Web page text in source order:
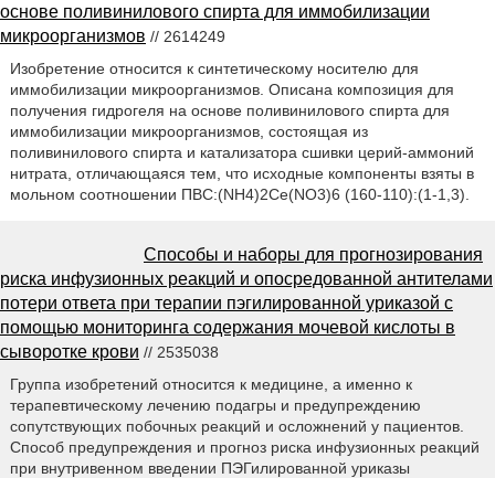
основе поливинилового спирта для иммобилизации
микроорганизмов // 2614249
Изобретение относится к синтетическому носителю для
иммобилизации микроорганизмов. Описана композиция для
получения гидрогеля на основе поливинилового спирта для
иммобилизации микроорганизмов, состоящая из
поливинилового спирта и катализатора сшивки церий-аммоний
нитрата, отличающаяся тем, что исходные компоненты взяты в
мольном соотношении ПВС:(NH4)2Се(NO3)6 (160-110):(1-1,3).
Способы и наборы для прогнозирования
риска инфузионных реакций и опосредованной антителами
потери ответа при терапии пэгилированной уриказой с
помощью мониторинга содержания мочевой кислоты в
сыворотке крови // 2535038
Группа изобретений относится к медицине, а именно к
терапевтическому лечению подагры и предупреждению
сопутствующих побочных реакций и осложнений у пациентов.
Способ предупреждения и прогноз риска инфузионных реакций
при внутривенном введении ПЭГилированной уриказы